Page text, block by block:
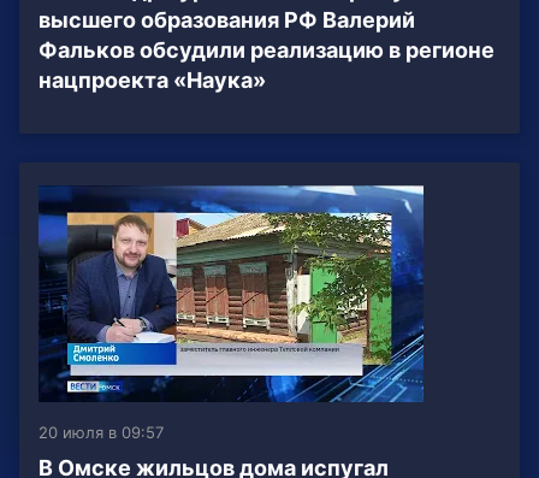
высшего образования РФ Валерий
Фальков обсудили реализацию в регионе
нацпроекта «Наука»
20 июля в 09:57
В Омске жильцов дома испугал